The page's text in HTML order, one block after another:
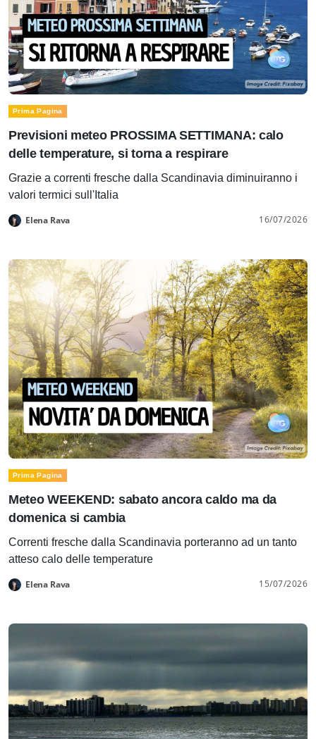
Prima Pagina
Previsioni meteo PROSSIMA SETTIMANA: calo
delle temperature, si torna a respirare
Grazie a correnti fresche dalla Scandinavia diminuiranno i
valori termici sull'Italia
Elena Rava 16/07/2026
Prima Pagina
Meteo WEEKEND: sabato ancora caldo ma da
domenica si cambia
Correnti fresche dalla Scandinavia porteranno ad un tanto
atteso calo delle temperature
Elena Rava 15/07/2026